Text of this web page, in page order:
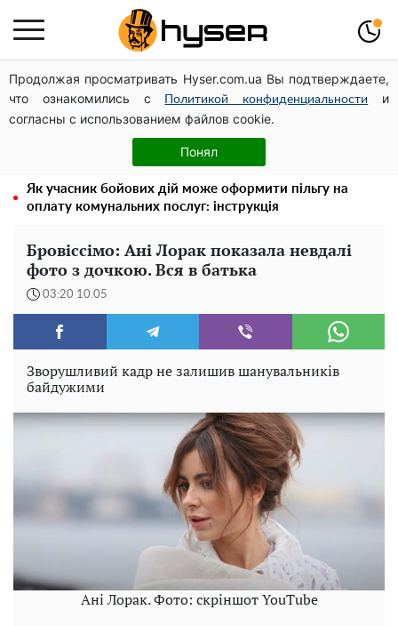
Продолжая просматривать Hyser.com.ua Вы подтверждаете,
что ознакомились с
Политикой конфиденциальности
и
согласны с использованием файлов cookie.
Понял
Дрони із націнкою: Олександр Конотопський вивів
мільйони оборонного бюджету через фіктивну фірму в
Естонії
Гола Олена Тополя у цікавих позах змусила відвисати
щелепи: злив відео – було лише початком
Як учасник бойових дій може оформити пільгу на
оплату комунальних послуг: інструкція
Бровіссімо: Ані Лорак показала невдалі
фото з дочкою. Вся в батька
03:20 10.05
Зворушливий кадр не залишив шанувальників
байдужими
Ані Лорак. Фото: скріншот YouTube